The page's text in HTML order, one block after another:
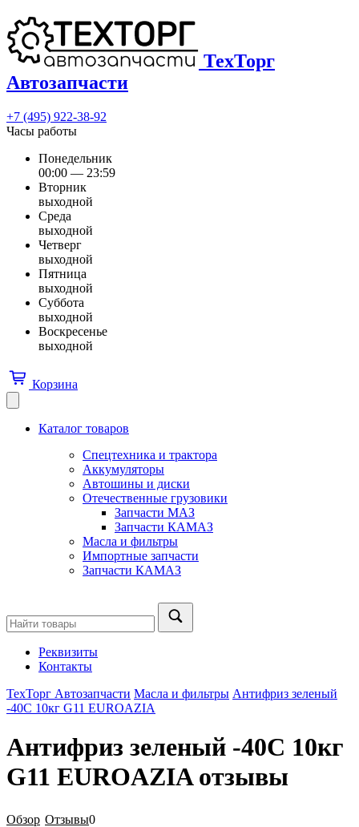
ТехТорг
Автозапчасти
+7 (495) 922-38-92
Часы работы
Понедельник
00:00 — 23:59
Вторник
выходной
Среда
выходной
Четверг
выходной
Пятница
выходной
Суббота
выходной
Воскресенье
выходной
Корзина
Каталог товаров
Спецтехника и трактора
Аккумуляторы
Автошины и диски
Отечественные грузовики
Запчасти МАЗ
Запчасти КАМАЗ
Масла и фильтры
Импортные запчасти
Запчасти КАМАЗ
Реквизиты
Контакты
ТехТорг Автозапчасти Масла и фильтры Антифриз зеленый
-40C 10кг G11 EUROAZIA
Антифриз зеленый -40C 10кг
G11 EUROAZIA отзывы
Обзор Отзывы0